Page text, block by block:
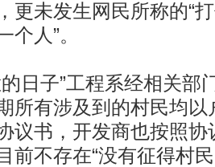
更未发生网民所称的“
人”。
子”工程系经相关部
所有涉及到的村民均以
议书，开发商也按照协
前不存在“没有征得村